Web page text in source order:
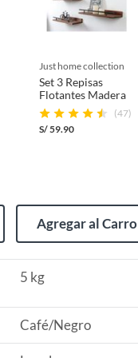
muebles,
just home collection
Set 3 Repisas
Flotantes Madera
(47)
S/59.90
Agregar al Carro
5 kg
Café/Negro